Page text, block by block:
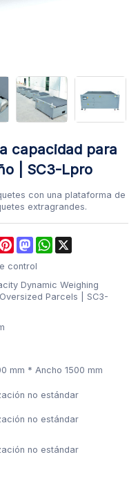
capacidad para
| SC3-Lpro
con una plataforma de
extragrandes.
FacebookPinterestMastodonWhatsApp
control
Dynamic Weighing
Parcels | SC3-
mm * Ancho 1500 mm
no estándar
no estándar
no estándar